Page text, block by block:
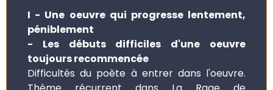
I - Une oeuvre qui progresse lentement,
péniblement
- Les débuts difficiles d'une oeuvre
toujours recommencée
Difficultés du poète à entrer dans l'oeuvre.